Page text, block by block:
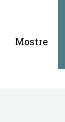
Mostre